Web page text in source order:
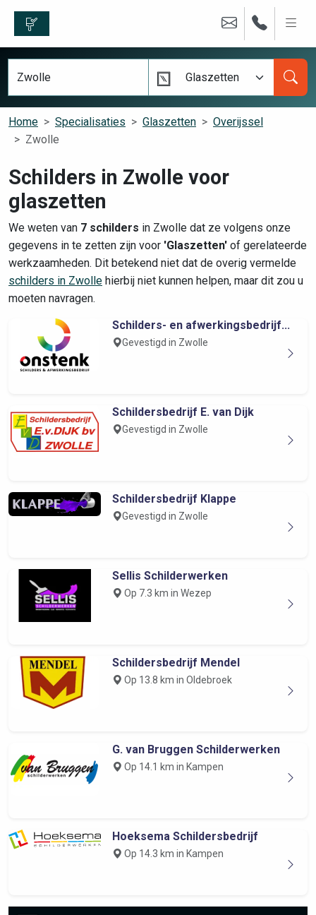
Glaszetten
Home Specialisaties Glaszetten
Overijssel
Zwolle
Schilders in Zwolle voor
glaszetten
We weten van 7 schilders in Zwolle dat ze volgens onze
gegevens in te zetten zijn voor 'Glaszetten' of gerelateerde
werkzaamheden. Dit betekend niet dat de overig vermelde
schilders in Zwolle hierbij niet kunnen helpen, maar dit zou u
moeten navragen.
Schilders- en afwerkingsbedrijf...
Gevestigd in Zwolle
Schildersbedrijf E. van Dijk
Gevestigd in Zwolle
Schildersbedrijf Klappe
Gevestigd in Zwolle
Sellis Schilderwerken
Op 7.3 km in Wezep
Schildersbedrijf Mendel
Op 13.8 km in Oldebroek
G. van Bruggen Schilderwerken
Op 14.1 km in Kampen
Hoeksema Schildersbedrijf
Op 14.3 km in Kampen